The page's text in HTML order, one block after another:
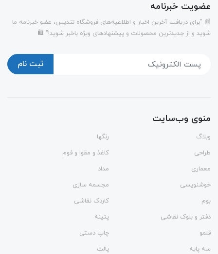
عضویت خبرنامه
📰 "برای دریافت آخرین اخبار و اطلاعیه‌های فروشگاه تندیس، عضو خبرنامه ما
شوید و از جدیدترین محصولات و پیشنهادهای ویژه باخبر شوید!" 🛍️
ثبت نام
منوی وب‌سایت
وبلاگ
رنگها
طراحی
کاغذ و مقوا و فوم
معماری
مداد
خوشنویسی
مجسمه سازی
بوم
کاردک نقاشی
دفتر و بلوک نقاشی
پتینه
قلمو
چاپ دستی
سه پایه
پالت